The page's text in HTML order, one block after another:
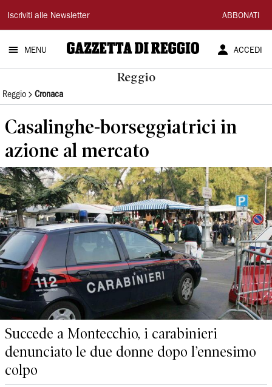
Gazzetta
di
Reggio
Iscriviti alle Newsletter ABBONATI
MENU ACCEDI
Reggio
Reggio Cronaca
Casalinghe-borseggiatrici in
azione al mercato
Succede a Montecchio, i carabinieri
denunciato le due donne dopo l’ennesimo
colpo